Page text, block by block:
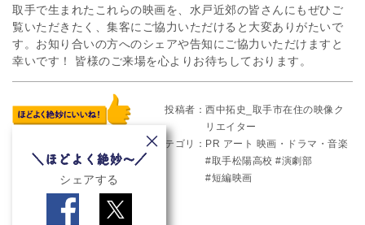
取手で生まれたこれらの映画を、水戸近郊の皆さんにもぜひご
覧いただきたく、集客にご協力いただけると大変ありがたいで
す。お知り合いの方へのシェアや告知にご協力いただけますと
幸いです！ 皆様のご来場を心よりお待ちしております。
シェアする
投稿者
西中拓史_取手市在住の映像ク
リエイター
カテゴリ
PR アート 映画・ドラマ・音楽
取手松陽高校
演劇部
短編映画